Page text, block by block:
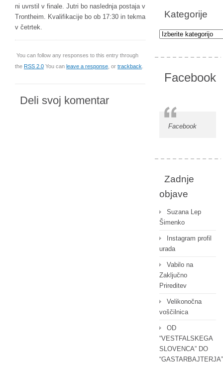
ni uvrstil v finale. Jutri bo naslednja postaja v
Trontheim. Kvalifikacije bo ob 17:30 in tekma
v četrtek.
You can follow any responses to this entry through
the RSS 2.0 You can leave a response , or trackback
Deli svoj komentar
Kategorije
Kategorije
Facebook
Facebook
Zadnje
objave
Suzana Lep
Šimenko
Instagram profil
urada
Vabilo na
Zaključno
Prireditev
Velikonočna
voščilnica
OD
“VESTFALSKEGA
SLOVENCA” DO
“GASTARBAJTERJA”